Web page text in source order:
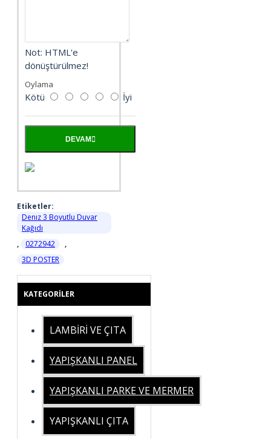
Not: HTML'e
dönüştürülmez!
Oylama
Kötü İyi
DEVAM
Etiketler:
Denız 3 Boyutlu Duvar
Kağıdı
,
0272942
,
3D POSTER
KATEGORILER
LAMBİRİ VE ÇITA
YAPIŞKANLI PANEL
YAPIŞKANLI PARKE VE MERMER
YAPIŞKANLI ÇITA